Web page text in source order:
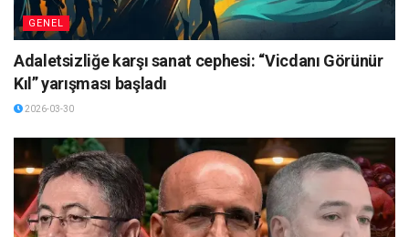
GENEL
Adaletsizliğe karşı sanat cephesi: “Vicdanı Görünür
Kıl” yarışması başladı
2026-03-30